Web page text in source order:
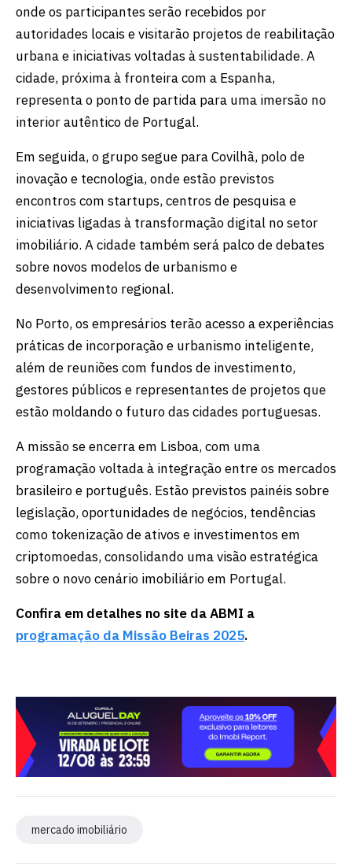
onde os participantes serão recebidos por
autoridades locais e visitarão projetos de reabilitação
urbana e iniciativas voltadas à sustentabilidade. A
cidade, próxima à fronteira com a Espanha,
representa o ponto de partida para uma imersão no
interior autêntico de Portugal.
Em seguida, o grupo segue para Covilhã, polo de
inovação e tecnologia, onde estão previstos
encontros com startups, centros de pesquisa e
iniciativas ligadas à transformação digital no setor
imobiliário. A cidade também será palco de debates
sobre novos modelos de urbanismo e
desenvolvimento regional.
No Porto, os empresários terão acesso a experiências
práticas de incorporação e urbanismo inteligente,
além de reuniões com fundos de investimento,
gestores públicos e representantes de projetos que
estão moldando o futuro das cidades portuguesas.
A missão se encerra em Lisboa, com uma
programação voltada à integração entre os mercados
brasileiro e português. Estão previstos painéis sobre
legislação, oportunidades de negócios, tendências
como tokenização de ativos e investimentos em
criptomoedas, consolidando uma visão estratégica
sobre o novo cenário imobiliário em Portugal.
Confira em detalhes no site da ABMI a
programação da Missão Beiras 2025.
mercado imobiliário